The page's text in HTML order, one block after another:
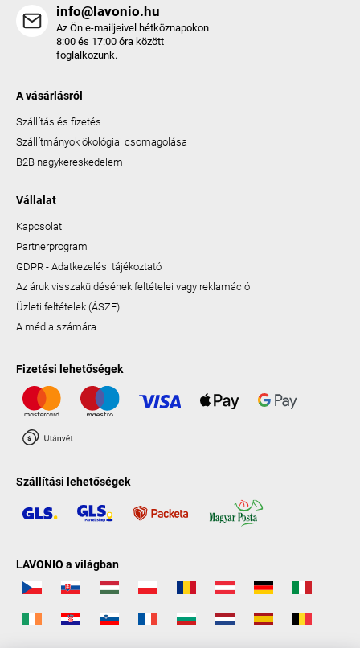
info@lavonio.hu
Az Ön e-mailjeivel hétköznapokon
8:00 és 17:00 óra között
foglalkozunk.
A vásárlásról
Szállítás és fizetés
Szállítmányok ökológiai csomagolása
B2B nagykereskedelem
Vállalat
Kapcsolat
Partnerprogram
GDPR - Adatkezelési tájékoztató
Az áruk visszaküldésének feltételei vagy reklamáció
Üzleti feltételek (ÁSZF)
A média számára
Fizetési lehetőségek
Szállítási lehetőségek
LAVONIO a világban